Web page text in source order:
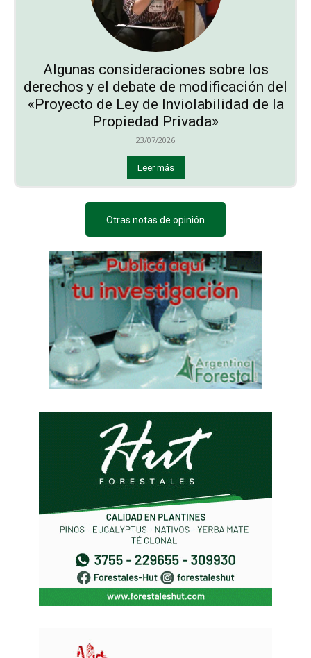
Algunas consideraciones sobre los
derechos y el debate de modificación del
«Proyecto de Ley de Inviolabilidad de la
Propiedad Privada»
23/07/2026
Leer más
Otras notas de opinión